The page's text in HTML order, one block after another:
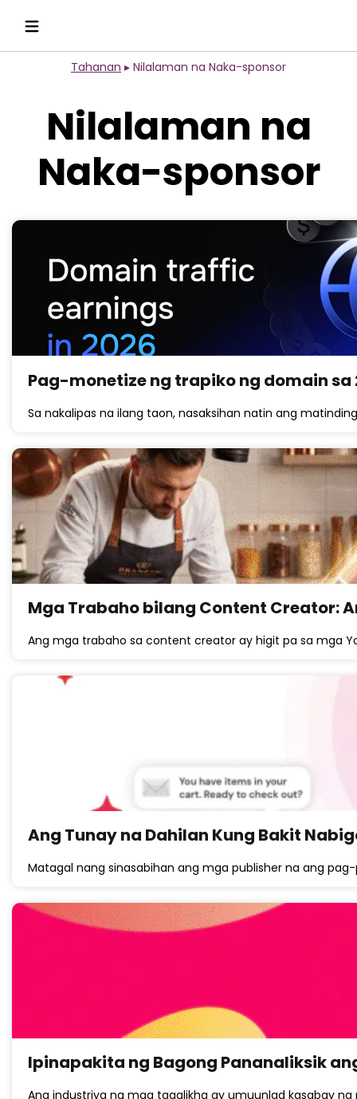
Tahanan ▸ Nilalaman na Naka-sponsor
Nilalaman na
Naka-sponsor
Pag-monetize ng trapiko ng domain
Sa nakalipas na ilang taon, nasaksihan natin ang
Mga Trabaho bilang Content Creator:
Ang mga trabaho sa content creator ay higit pa sa mga
Ang Tunay na Dahilan Kung Bakit
Matagal nang sinasabihan ang mga publisher na ang
Ipinapakita ng Bagong Pananaliksik
Ang industriya ng mga tagalikha ay umuunlad kasabay